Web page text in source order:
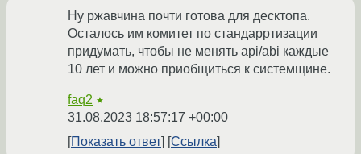
Ну ржавчина почти готова для десктопа.
Осталось им комитет по стандарртизации
придумать, чтобы не менять api/abi каждые
10 лет и можно приобщиться к системщине.
faq2 ★
31.08.2023 18:57:17 +00:00
Показать ответ
Ссылка